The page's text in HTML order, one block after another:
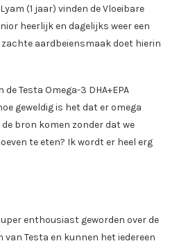
(1 jaar) vinden de Vloeibare
heerlijk en dagelijks weer een
aardbeiensmaak doet hierin
Testa Omega-3 DHA+EPA
geweldig is het dat er omega
bron komen zonder dat we
te eten? Ik wordt er heel erg
enthousiast geworden over de
Testa en kunnen het iedereen